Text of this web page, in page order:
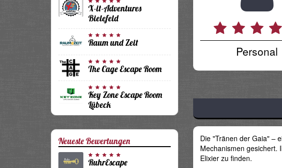
X-it-Adventures
Bielefeld
Raum und Zeit
The Cage Escape Room
Key Zone Escape Room
Lübeck
Neueste Bewertungen
RuhrEscape
Personal
Die "Tränen der Gaia" –
Mechanismen gesichert.
Elixier zu finden.